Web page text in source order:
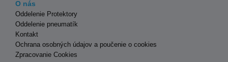
O nás
Oddelenie Protektory
Oddelenie pneumatík
Kontakt
Ochrana osobných údajov a poučenie o cookies
Zpracovanie Cookies